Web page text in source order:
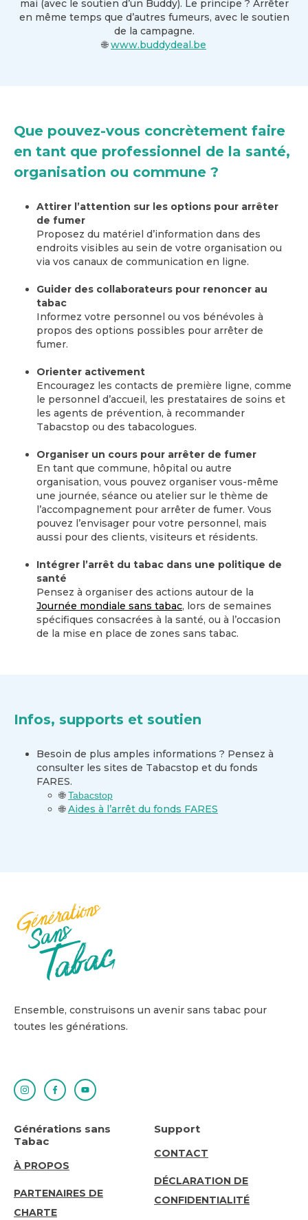
mai (avec le soutien d’un Buddy). Le principe ? Arrêter
en même temps que d’autres fumeurs, avec le soutien
de la campagne.
🌐 www.buddydeal.be
Que pouvez-vous concrètement faire
en tant que professionnel de la santé,
organisation ou commune ?
Attirer l’attention sur les options pour arrêter
de fumer
Proposez du matériel d’information dans des
endroits visibles au sein de votre organisation ou
via vos canaux de communication en ligne.
Guider des collaborateurs pour renoncer au
tabac
Informez votre personnel ou vos bénévoles à
propos des options possibles pour arrêter de
fumer.
Orienter activement
Encouragez les contacts de première ligne, comme
le personnel d’accueil, les prestataires de soins et
les agents de prévention, à recommander
Tabacstop ou des tabacologues.
Organiser un cours pour arrêter de fumer
En tant que commune, hôpital ou autre
organisation, vous pouvez organiser vous-même
une journée, séance ou atelier sur le thème de
l’accompagnement pour arrêter de fumer. Vous
pouvez l’envisager pour votre personnel, mais
aussi pour des clients, visiteurs et résidents.
Intégrer l’arrêt du tabac dans une politique de
santé
Pensez à organiser des actions autour de la
Journée mondiale sans tabac, lors de semaines
spécifiques consacrées à la santé, ou à l’occasion
de la mise en place de zones sans tabac.
Infos, supports et soutien
Besoin de plus amples informations ? Pensez à
consulter les sites de Tabacstop et du fonds
FARES.
🌐Tabacstop
🌐 Aides à l’arrêt du fonds FARES
Ensemble, construisons un avenir sans tabac pour
toutes les générations.
Générations sans
Tabac
ABOUT
US
À PROPOS
PARTENAIRES DE
CHARTE
Support
SUPPORT
CONTACT
DÉCLARATION DE
CONFIDENTIALITÉ